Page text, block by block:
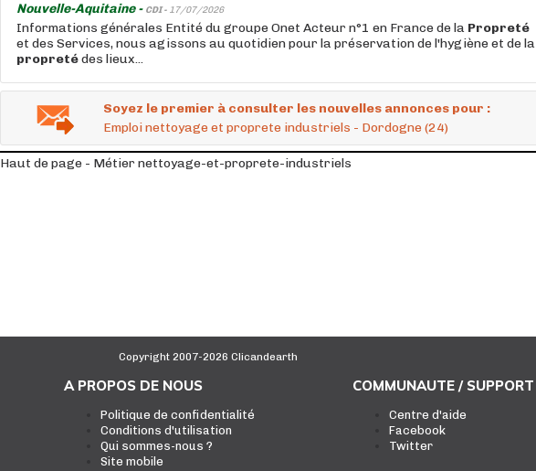
Nouvelle-Aquitaine - CDI - 17/07/2026
Informations générales Entité du groupe Onet Acteur n°1 en France de la Propreté
et des Services, nous agissons au quotidien pour la préservation de l'hygiène et de la
propretédes lieux...
Soyez le premier à consulter les nouvelles annonces pour :
Emploi nettoyage et proprete industriels - Dordogne (24)
Haut de page - Métier nettoyage-et-proprete-industriels
Copyright 2007-2026 Clicandearth
A PROPOS DE NOUS
Politique de confidentialité
Conditions d'utilisation
Qui sommes-nous ?
Site mobile
COMMUNAUTE / SUPPORT
Centre d'aide
Facebook
Twitter